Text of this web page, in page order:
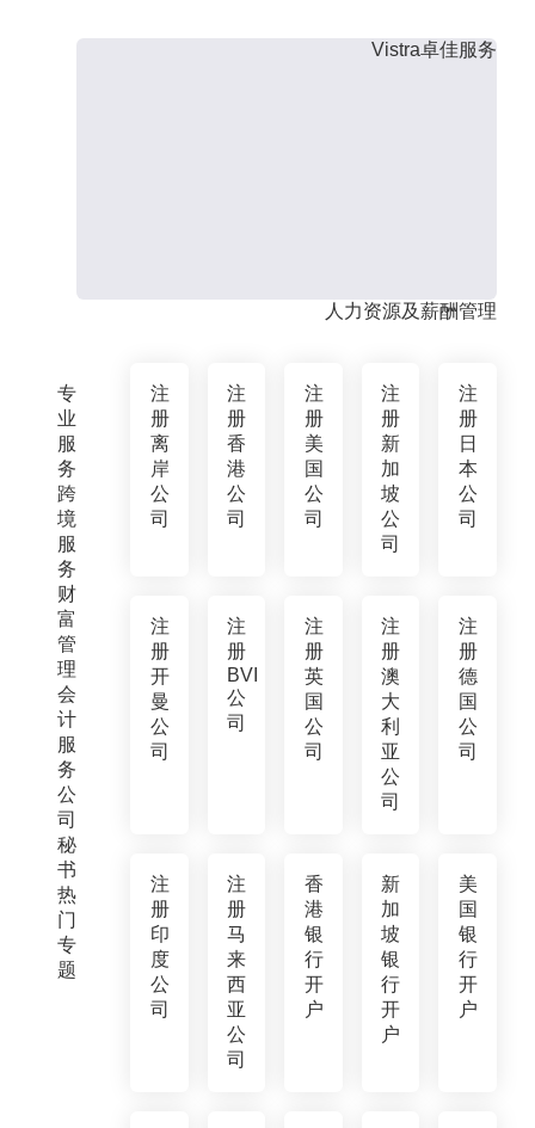
专
业
服
务
跨
境
服
务
财
富
管
理
会
计
服
务
公
司
秘
书
热
门
专
题
Vistra卓佳服务
人力资源及薪酬管理
注
册
离
岸
公
司
注
册
香
港
公
司
注
册
美
国
公
司
注
册
新
加
坡
公
司
注
册
日
本
公
司
注
册
开
曼
公
司
注
册
BVI
公
司
注
册
英
国
公
司
注
册
澳
大
利
亚
公
司
注
册
德
国
公
司
注
册
印
度
公
司
注
册
马
来
西
亚
公
司
香
港
银
行
开
户
新
加
坡
银
行
开
户
美
国
银
行
开
户